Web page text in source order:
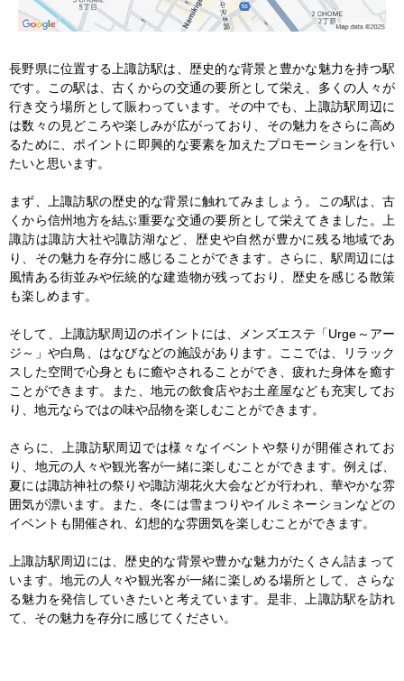
長野県に位置する上諏訪駅は、歴史的な背景と豊かな魅力を持つ駅
です。この駅は、古くからの交通の要所として栄え、多くの人々が
行き交う場所として賑わっています。その中でも、上諏訪駅周辺に
は数々の見どころや楽しみが広がっており、その魅力をさらに高め
るために、ポイントに即興的な要素を加えたプロモーションを行い
たいと思います。
まず、上諏訪駅の歴史的な背景に触れてみましょう。この駅は、古
くから信州地方を結ぶ重要な交通の要所として栄えてきました。上
諏訪は諏訪大社や諏訪湖など、歴史や自然が豊かに残る地域であ
り、その魅力を存分に感じることができます。さらに、駅周辺には
風情ある街並みや伝統的な建造物が残っており、歴史を感じる散策
も楽しめます。
そして、上諏訪駅周辺のポイントには、メンズエステ「Urge～アー
ジ～」や白鳥、はなびなどの施設があります。ここでは、リラック
スした空間で心身ともに癒やされることができ、疲れた身体を癒す
ことができます。また、地元の飲食店やお土産屋なども充実してお
り、地元ならではの味や品物を楽しむことができます。
さらに、上諏訪駅周辺では様々なイベントや祭りが開催されてお
り、地元の人々や観光客が一緒に楽しむことができます。例えば、
夏には諏訪神社の祭りや諏訪湖花火大会などが行われ、華やかな雰
囲気が漂います。また、冬には雪まつりやイルミネーションなどの
イベントも開催され、幻想的な雰囲気を楽しむことができます。
上諏訪駅周辺には、歴史的な背景や豊かな魅力がたくさん詰まって
います。地元の人々や観光客が一緒に楽しめる場所として、さらな
る魅力を発信していきたいと考えています。是非、上諏訪駅を訪れ
て、その魅力を存分に感じてください。